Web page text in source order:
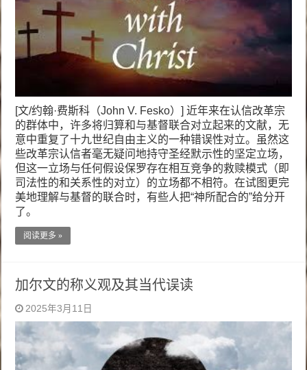
[文/约翰·费斯科（John V. Fesko）] 近年来在认信改革宗
的群体中，许多将归算和与基督联合对立起来的文献，无
意中重复了十九世纪自由主义的一种错误性对立。虽然这
些改革宗认信者毫无疑问地持守圣经默示性的坚定立场，
但这一立场与任何假设保罗存在相互竞争的救赎模式（即
司法性的和关系性的对立）的立场都不相符。在试图更完
美地理解与基督的联合时，有些人把“神所配合的”给分开
了。
阅读更多 »
加尔文的称义观及其当代误读
2025年3月11日